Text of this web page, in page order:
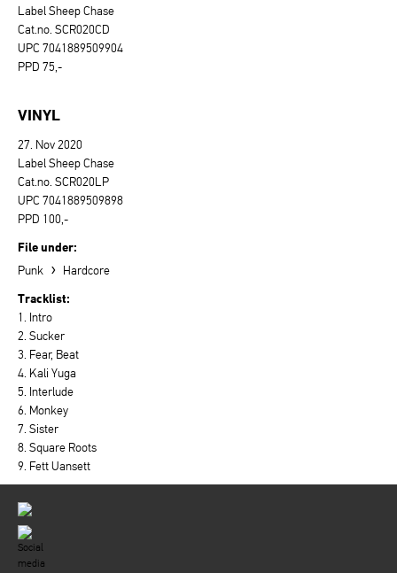
Label Sheep Chase
Cat.no. SCR020CD
UPC 7041889509904
PPD 75,-
VINYL
27. Nov 2020
Label Sheep Chase
Cat.no. SCR020LP
UPC 7041889509898
PPD 100,-
File under:
Punk › Hardcore
Tracklist:
1. Intro
2. Sucker
3. Fear, Beat
4. Kali Yuga
5. Interlude
6. Monkey
7. Sister
8. Square Roots
9. Fett Uansett